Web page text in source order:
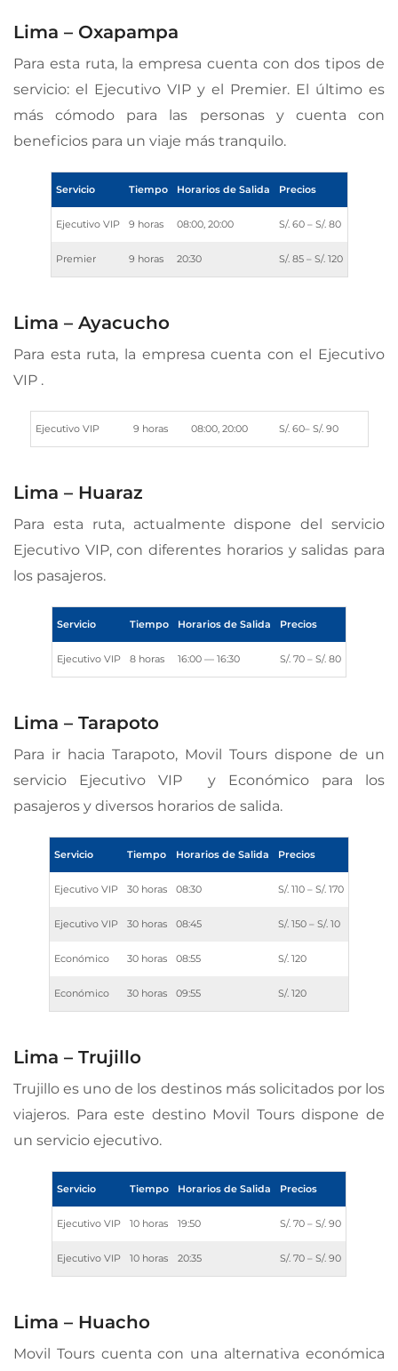
Lima – Oxapampa
Para esta ruta, la empresa cuenta con dos tipos de
servicio: el Ejecutivo VIP y el Premier. El último es
más cómodo para las personas y cuenta con
beneficios para un viaje más tranquilo.
Servicio Tiempo Horarios de Salida Precios
Ejecutivo VIP 9 horas 08:00, 20:00 S/. 60 – S/. 80
Premier 9 horas 20:30 S/. 85 – S/. 120
Lima – Ayacucho
Para esta ruta, la empresa cuenta con el Ejecutivo
VIP .
Ejecutivo VIP 9 horas 08:00, 20:00 S/. 60– S/. 90
Lima – Huaraz
Para esta ruta, actualmente dispone del servicio
Ejecutivo VIP, con diferentes horarios y salidas para
los pasajeros.
Servicio Tiempo Horarios de Salida Precios
Ejecutivo VIP 8 horas 16:00 — 16:30 S/. 70 – S/. 80
Lima – Tarapoto
Para ir hacia Tarapoto, Movil Tours dispone de un
servicio Ejecutivo VIP y Económico para los
pasajeros y diversos horarios de salida.
Servicio Tiempo Horarios de Salida Precios
Ejecutivo VIP 30 horas 08:30 S/. 110 – S/. 170
Ejecutivo VIP 30 horas 08:45 S/. 150 – S/. 10
Económico 30 horas 08:55 S/. 120
Económico 30 horas 09:55 S/. 120
Lima – Trujillo
Trujillo es uno de los destinos más solicitados por los
viajeros. Para este destino Movil Tours dispone de
un servicio ejecutivo.
Servicio Tiempo Horarios de Salida Precios
Ejecutivo VIP 10 horas 19:50 S/. 70 – S/. 90
Ejecutivo VIP 10 horas 20:35 S/. 70 – S/. 90
Lima – Huacho
Movil Tours cuenta con una alternativa económica